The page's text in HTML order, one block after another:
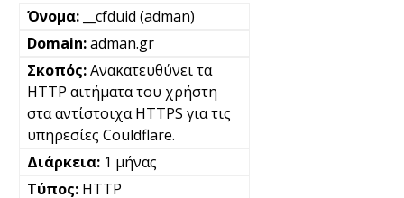
__cfduid (adman)
adman.gr
Ανακατευθύνει τα
HTTP αιτήματα του χρήστη
στα αντίστοιχα HTTPS για τις
υπηρεσίες Couldflare.
1 μήνας
HTTP